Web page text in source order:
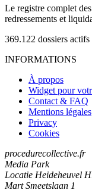
Le registre complet
redressements et
369.122 dossiers actifs
INFORMATIONS
À propos
Widget pour
Contact & FAQ
Mentions légales
Privacy
Cookies
procedurecollective.fr
Media Park
Locatie Heideheuvel
Mart Smeetslaan 1